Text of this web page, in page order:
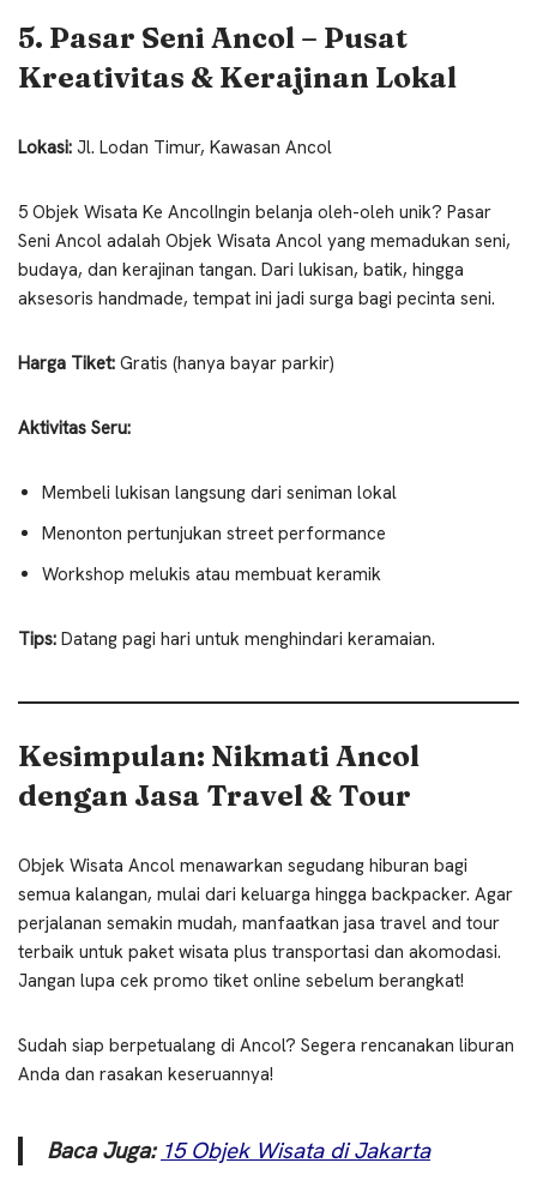
5. Pasar Seni Ancol – Pusat
Kreativitas & Kerajinan Lokal
Lokasi: Jl. Lodan Timur, Kawasan Ancol
5 Objek Wisata Ke AncolIngin belanja oleh-oleh unik? Pasar
Seni Ancol adalah Objek Wisata Ancol yang memadukan seni,
budaya, dan kerajinan tangan. Dari lukisan, batik, hingga
aksesoris handmade, tempat ini jadi surga bagi pecinta seni.
Harga Tiket: Gratis (hanya bayar parkir)
Aktivitas Seru:
Membeli lukisan langsung dari seniman lokal
Menonton pertunjukan street performance
Workshop melukis atau membuat keramik
Tips: Datang pagi hari untuk menghindari keramaian.
Kesimpulan: Nikmati Ancol
dengan Jasa Travel & Tour
Objek Wisata Ancol menawarkan segudang hiburan bagi
semua kalangan, mulai dari keluarga hingga backpacker. Agar
perjalanan semakin mudah, manfaatkan jasa travel and tour
terbaik untuk paket wisata plus transportasi dan akomodasi.
Jangan lupa cek promo tiket online sebelum berangkat!
Sudah siap berpetualang di Ancol? Segera rencanakan liburan
Anda dan rasakan keseruannya!
Baca Juga: 15 Objek Wisata di Jakarta